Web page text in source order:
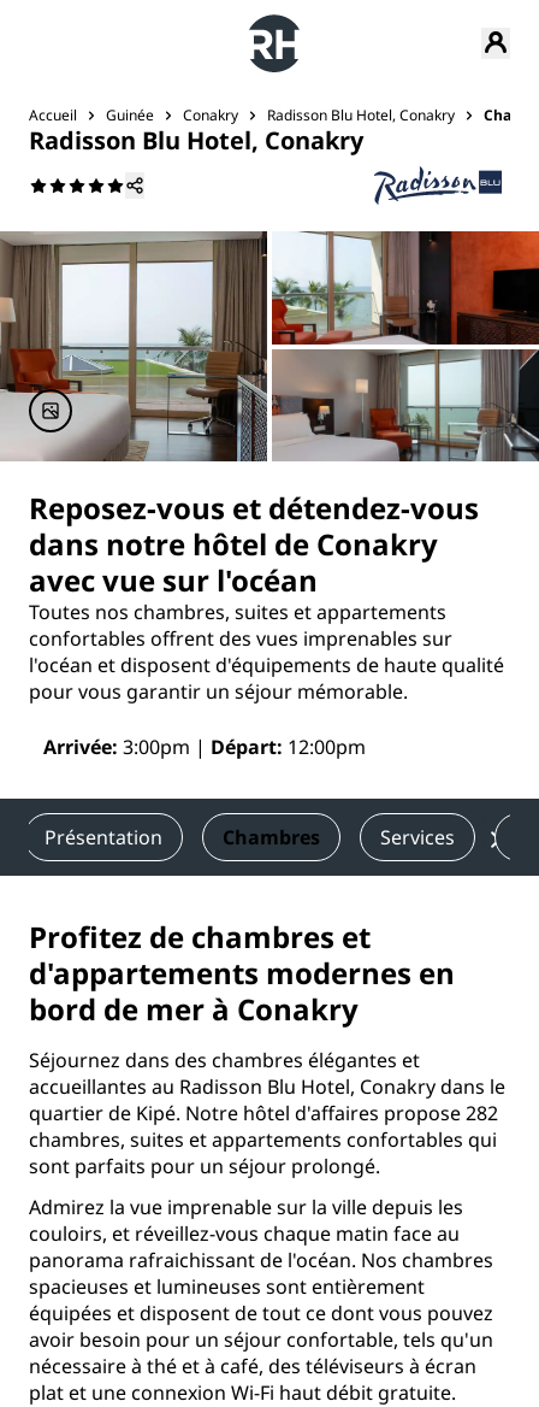
Accueil Guinée Conakry Radisson Blu Hotel, Conakry
Radisson Blu Hotel, Conakry
Reposez-vous et détendez-vous
dans notre hôtel de Conakry
avec vue sur l'océan
Toutes nos chambres, suites et appartements
confortables offrent des vues imprenables sur
l'océan et disposent d'équipements de haute qualité
pour vous garantir un séjour mémorable.
Arrivée 3:00pm Départ 12:00pm
Présentation Chambres Services
Profitez de chambres et
d'appartements modernes en
bord de mer à Conakry
Séjournez dans des chambres élégantes et
accueillantes au Radisson Blu Hotel, Conakry dans le
quartier de Kipé. Notre hôtel d'affaires propose 282
chambres, suites et appartements confortables qui
sont parfaits pour un séjour prolongé.
Admirez la vue imprenable sur la ville depuis les
couloirs, et réveillez-vous chaque matin face au
panorama rafraichissant de l'océan. Nos chambres
spacieuses et lumineuses sont entièrement
équipées et disposent de tout ce dont vous pouvez
avoir besoin pour un séjour confortable, tels qu'un
nécessaire à thé et à café, des téléviseurs à écran
plat et une connexion Wi-Fi haut débit gratuite.